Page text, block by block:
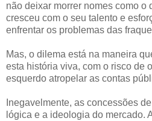
não deixar morrer nomes como o
cresceu com o seu talento e
enfrentar os problemas das
Mas, o dilema está na maneira
esta história viva, com o risco de
esquerdo atropelar as contas
Inegavelmente, as concessões
lógica e a ideologia do mercado.